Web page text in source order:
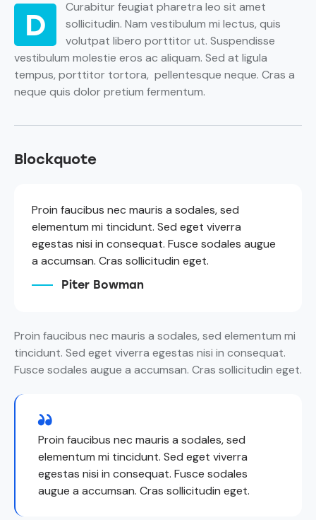
D
Curabitur feugiat pharetra leo sit amet
sollicitudin. Nam vestibulum mi lectus, quis
volutpat libero porttitor ut. Suspendisse
vestibulum molestie eros ac aliquam. Sed at ligula
tempus, porttitor tortora, pellentesque neque. Cras a
neque quis dolor pretium fermentum.
Blockquote
Proin faucibus nec mauris a sodales, sed
elementum mi tincidunt. Sed eget viverra
egestas nisi in consequat. Fusce sodales augue
a accumsan. Cras sollicitudin eget.
Piter Bowman
Proin faucibus nec mauris a sodales, sed elementum mi
tincidunt. Sed eget viverra egestas nisi in consequat.
Fusce sodales augue a accumsan. Cras sollicitudin eget.
Proin faucibus nec mauris a sodales, sed
elementum mi tincidunt. Sed eget viverra
egestas nisi in consequat. Fusce sodales
augue a accumsan. Cras sollicitudin eget.